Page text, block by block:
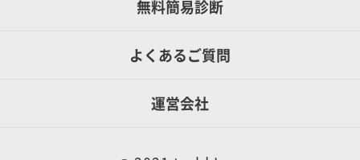
無料簡易診断
よくあるご質問
運営会社